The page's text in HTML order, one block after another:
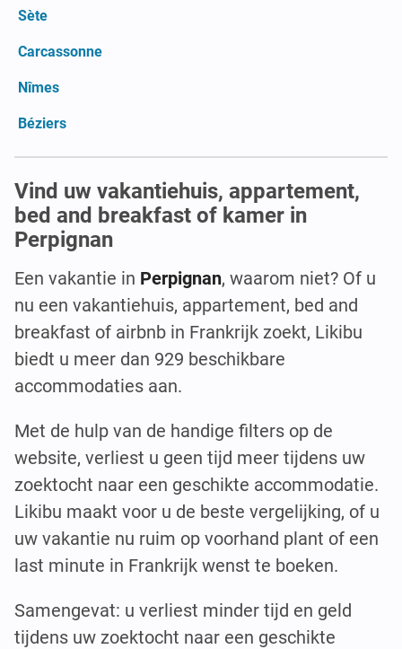
Sète
Carcassonne
Nîmes
Béziers
Vind uw vakantiehuis, appartement,
bed and breakfast of kamer in
Perpignan
Een vakantie in Perpignan, waarom niet? Of u
nu een vakantiehuis, appartement, bed and
breakfast of airbnb in Frankrijk zoekt, Likibu
biedt u meer dan 929 beschikbare
accommodaties aan.
Met de hulp van de handige filters op de
website, verliest u geen tijd meer tijdens uw
zoektocht naar een geschikte accommodatie.
Likibu maakt voor u de beste vergelijking, of u
uw vakantie nu ruim op voorhand plant of een
last minute in Frankrijk wenst te boeken.
Samengevat: u verliest minder tijd en geld
tijdens uw zoektocht naar een geschikte